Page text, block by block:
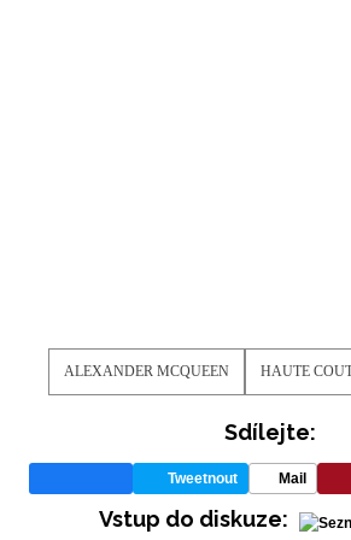
NEWSLETTER
ALEXANDER MCQUEEN HAUTE
Sdílejte:
Tweetnout Mail
Vstup do diskuze: